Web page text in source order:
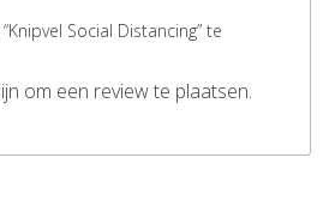
Social Distancing” te
om een review te plaatsen.